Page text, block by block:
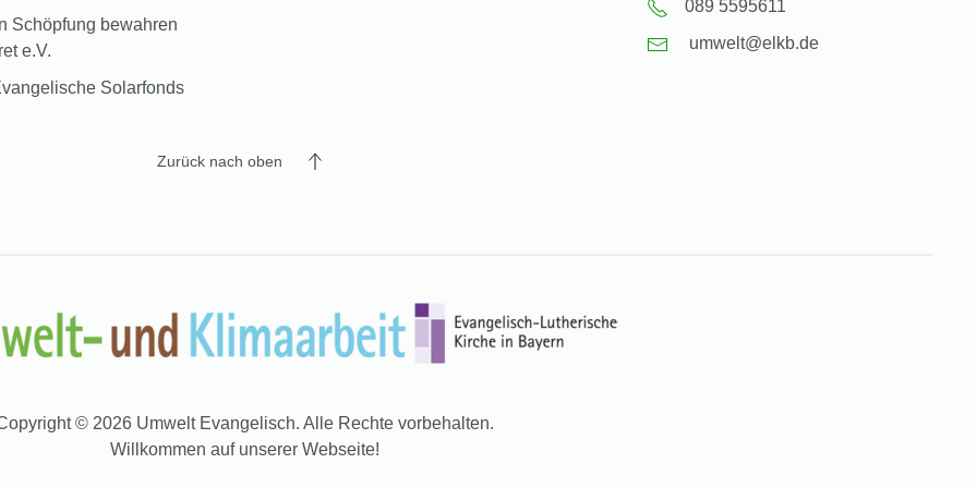
Schöpfung bewahren
e.V.
Solarfonds
089 5595611
umwelt@elkb.de
Zurück nach oben
© 2026 Umwelt Evangelisch. Alle Rechte vorbehalten.
Willkommen auf unserer Webseite!